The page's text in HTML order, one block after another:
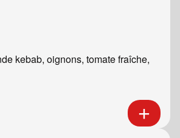
kebab, oignons, tomate fraîche,